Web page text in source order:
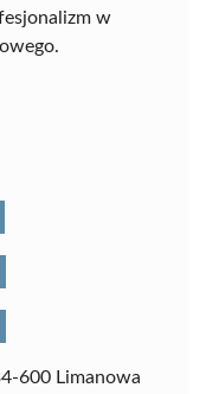
w
600 Limanowa